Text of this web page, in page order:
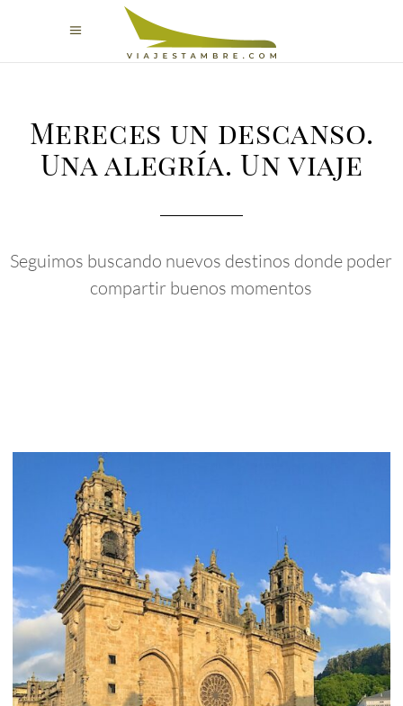
Mereces un descanso.
Una alegría. Un viaje
Seguimos buscando nuevos destinos donde poder
compartir buenos momentos